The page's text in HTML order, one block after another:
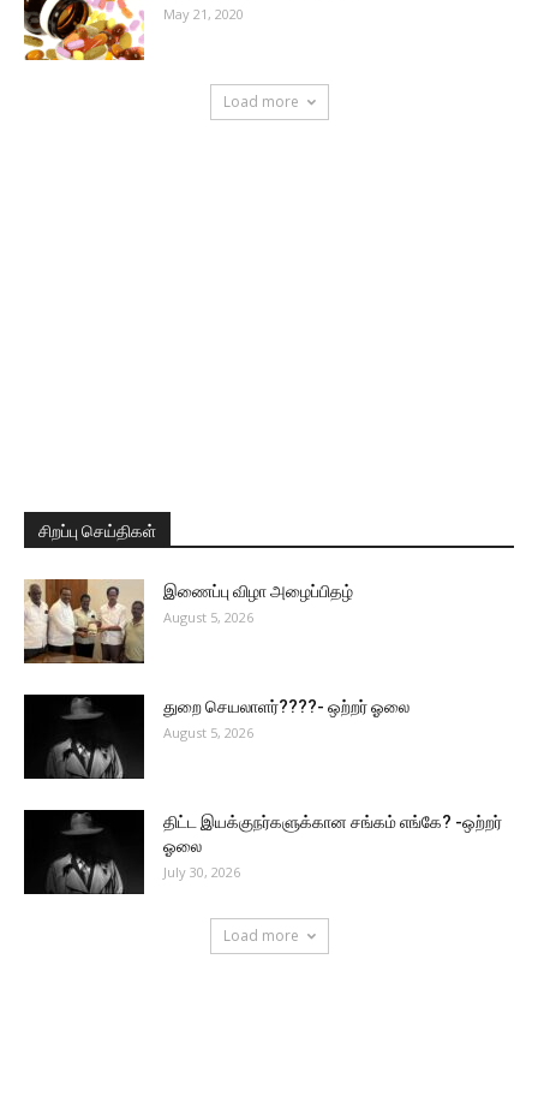
May 21, 2020
Load more
சிறப்பு செய்திகள்
இணைப்பு விழா அழைப்பிதழ்
August 5, 2026
துறை செயலாளர்????- ஒற்றர் ஓலை
August 5, 2026
திட்ட இயக்குநர்களுக்கான சங்கம் எங்கே? -ஒற்றர்
ஓலை
July 30, 2026
Load more